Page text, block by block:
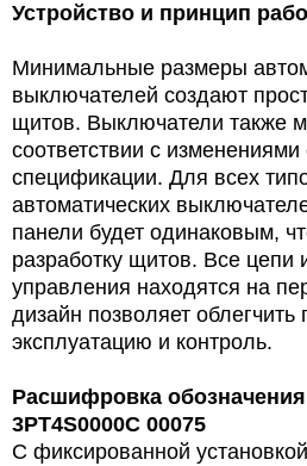
Устройство и принцип
Минимальные размеры
выключателей создают
щитов. Выключатели также
соответствии с изменениями
спецификации. Для всех
автоматических
панели будет одинаковым,
разработку щитов. Все цепи
управления находятся на
дизайн позволяет
эксплуатацию и контроль.
Расшифровка
3PT4S0000C 00075
С фиксированной